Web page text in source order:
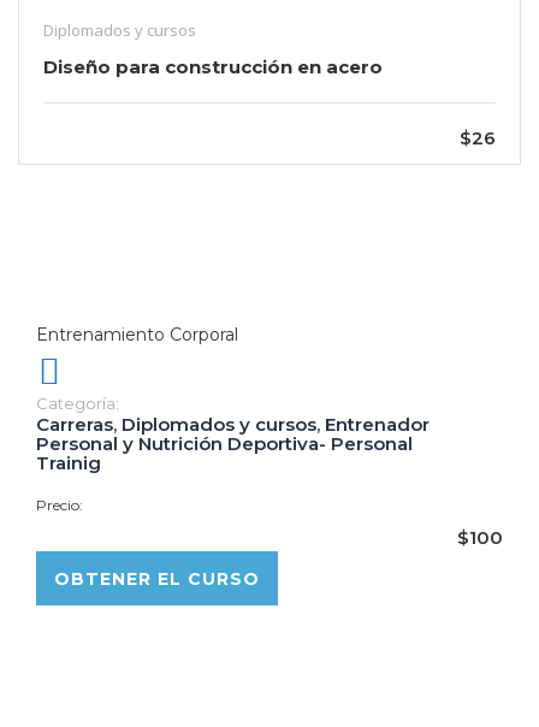
Diplomados y cursos
Diseño para construcción en acero
$26
Entrenamiento Corporal
Categoría:
Carreras, Diplomados y cursos, Entrenador
Personal y Nutrición Deportiva- Personal
Trainig
Precio:
$100
OBTENER EL CURSO